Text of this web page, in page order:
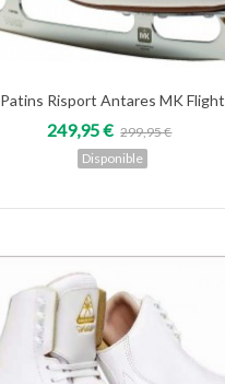
Voir
Patins Risport Antares MK Flight
249,95 € 299,95 €
Disponible